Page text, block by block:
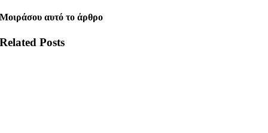
Μοιράσου αυτό το άρθρο
Related Posts